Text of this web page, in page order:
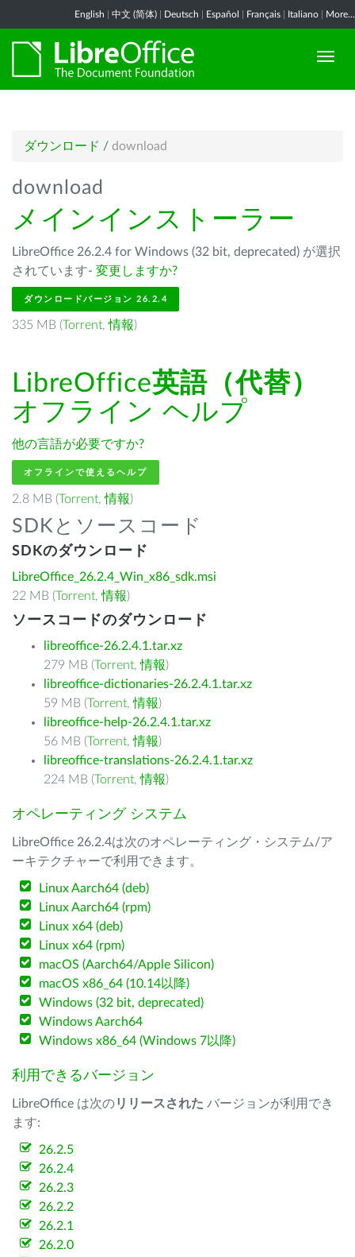
English 中文 (简体) Deutsch Español Français Italiano More...
ダウンロード / download
download
メインインストーラー
LibreOffice 26.2.4 for Windows (32 bit, deprecated) が選択
されています- 変更しますか?
ダウンロードバージョン 26.2.4
335 MB (Torrent,情報)
LibreOffice英語（代替）
オフライン ヘルプ
他の言語が必要ですか?
オフラインで使えるヘルプ
2.8 MB (Torrent,情報)
SDKとソースコード
SDKのダウンロード
LibreOffice_26.2.4_Win_x86_sdk.msi
22 MB (Torrent,情報)
ソースコードのダウンロード
libreoffice-26.2.4.1.tar.xz
279 MB (Torrent,情報)
libreoffice-dictionaries-26.2.4.1.tar.xz
59 MB (Torrent,情報)
libreoffice-help-26.2.4.1.tar.xz
56 MB (Torrent,情報)
libreoffice-translations-26.2.4.1.tar.xz
224 MB (Torrent,情報)
オペレーティング システム
LibreOffice 26.2.4は次のオペレーティング・システム/ア
ーキテクチャーで利用できます。
Linux Aarch64 (deb)
Linux Aarch64 (rpm)
Linux x64 (deb)
Linux x64 (rpm)
macOS (Aarch64/Apple Silicon)
macOS x86_64 (10.14以降)
Windows (32 bit, deprecated)
Windows Aarch64
Windows x86_64 (Windows 7以降)
利用できるバージョン
LibreOffice は次のリリースされた バージョンが利用でき
ます:
26.2.5
26.2.4
26.2.3
26.2.2
26.2.1
26.2.0